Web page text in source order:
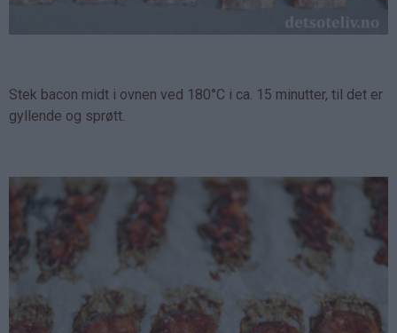
Stek bacon midt i ovnen ved 180°C i ca. 15 minutter, til det er
gyllende og sprøtt.